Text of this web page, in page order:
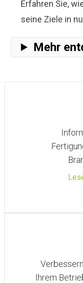
Erfahren Sie,
seine Ziele in
Mehr
Ihrem